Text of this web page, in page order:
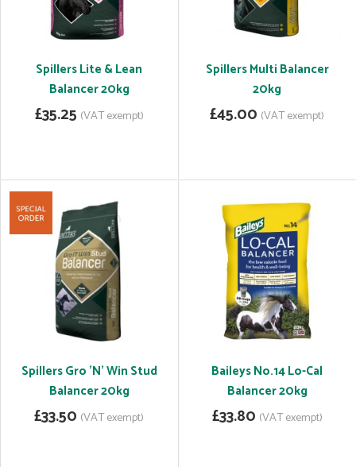
Spillers Lite & Lean
Balancer 20kg
£35.25 (VAT exempt)
Spillers Multi Balancer
20kg
£45.00 (VAT exempt)
Spillers Gro 'N' Win Stud
Balancer 20kg
£33.50 (VAT exempt)
Baileys No.14 Lo-Cal
Balancer 20kg
£33.80 (VAT exempt)